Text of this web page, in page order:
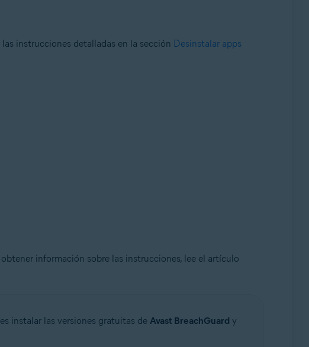
instrucciones detalladas en la sección Desinstalar apps
información sobre las instrucciones, lee el artículo
instalar las versiones gratuitas de Avast BreachGuard y